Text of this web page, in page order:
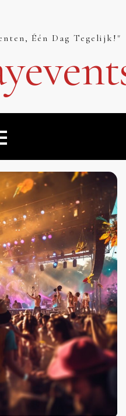
Één Dag Tegelijk!"